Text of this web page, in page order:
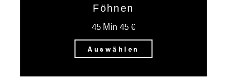
Föhnen
45 Min 45 €
Auswählen